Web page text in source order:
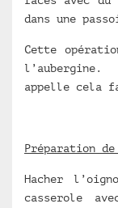
dans une
Cette
appelle cela
Préparation
Hacher
casserole